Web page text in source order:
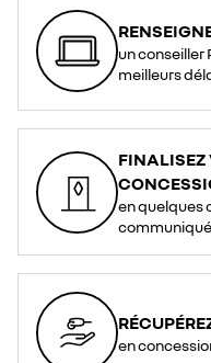
un
meilleurs
FINALISEZ
en quelques
en